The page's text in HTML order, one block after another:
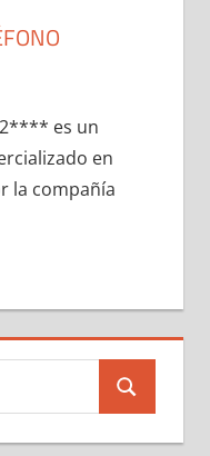
es un
en
la compañía
Buscar